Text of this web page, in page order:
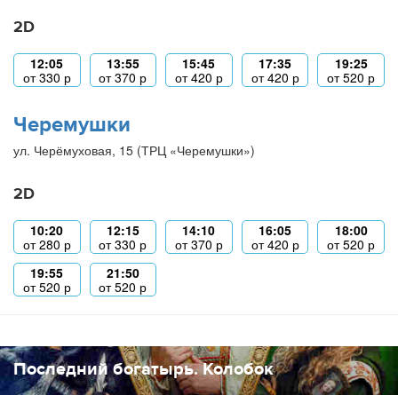
2D
12:05
от330 р
13:55
от370 р
15:45
от420 р
17:35
от420 р
19:25
от520 р
Черемушки
ул. Черёмуховая, 15 (ТРЦ «Черемушки»)
2D
10:20
от280 р
12:15
от330 р
14:10
от370 р
16:05
от420 р
18:00
от520 р
19:55
от520 р
21:50
от520 р
Последний богатырь. Колобок